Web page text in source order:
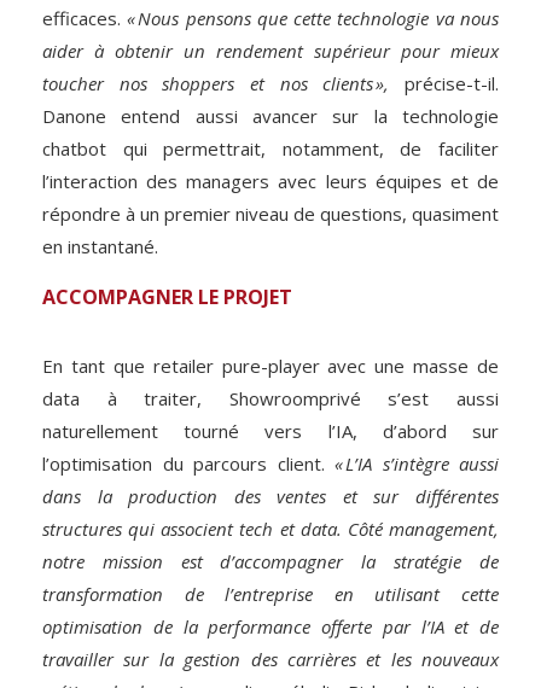
efficaces. « Nous pensons que cette technologie va nous
aider à obtenir un rendement supérieur pour mieux
toucher nos shoppers et nos clients »,
précise-t-il.
Danone entend aussi avancer sur la technologie
chatbot qui permettrait, notamment, de faciliter
l’interaction des managers avec leurs équipes et de
répondre à un premier niveau de questions, quasiment
en instantané.
ACCOMPAGNER LE PROJET
En tant que retailer pure-player avec une masse de
data à traiter, Showroomprivé s’est aussi
naturellement tourné vers l’IA, d’abord sur
l’optimisation du parcours client. « L’IA s’intègre aussi
dans la production des ventes et sur différentes
structures qui associent tech et data. Côté management,
notre mission est d’accompagner la stratégie de
transformation de l’entreprise en utilisant cette
optimisation de la performance offerte par l’IA et de
travailler sur la gestion des carrières et les nouveaux